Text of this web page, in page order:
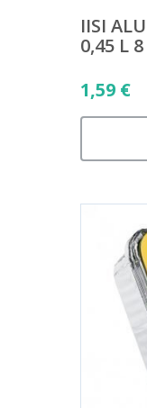
IISI
0,45 L
1,59 €